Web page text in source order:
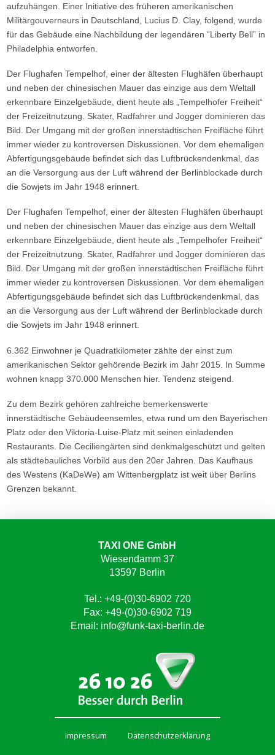
aufzuhängen. Einer Initiative des früheren amerikanischen
Militärgouverneurs in Deutschland, Lucius D. Clay, folgend, wurde
für das Gebäude eine Nachbildung der legendären “Liberty Bell” in
Philadelphia entworfen.
Der Flughafen Tempelhof, einer der ältesten Flughäfen überhaupt
und neben der chinesischen Mauer das einzige aus dem Weltall
erkennbare Einzelgebäude, dient heute als „Tempelhofer Freiheit“
der Freizeitnutzung. Skater, Radfahrer und Jogger dominieren das
Bild. Der Umgang mit der großen innerstädtischen Freifläche führt
immer wieder zu kontroversen Diskussionen. Vor dem ehemaligen
Abfertigungsgebäude befindet sich das Luftbrückendenkmal, das
an die Versorgung aus der Luft während der Berlinblockade durch
die Sowjets im Jahr 1948 erinnert.
Der Flughafen Tempelhof, einer der ältesten Flughäfen überhaupt
und neben der chinesischen Mauer das einzige aus dem Weltall
erkennbare Einzelgebäude, dient heute als „Tempelhofer Freiheit“
der Freizeitnutzung. Skater, Radfahrer und Jogger dominieren das
Bild. Der Umgang mit der großen innerstädtischen Freifläche führt
immer wieder zu kontroversen Diskussionen. Vor dem ehemaligen
Abfertigungsgebäude befindet sich das Luftbrückendenkmal, das
an die Versorgung aus der Luft während der Berlinblockade durch
die Sowjets im Jahr 1948 erinnert.
6.362 Einwohner je Quadratkilometer zählte der einst zum
amerikanischen Sektor gehörende Bezirk im Jahr 2015. In Summe
wohnen knapp 370.000 Menschen hier. Tendenz steigend.
Zu dem Bezirk gehören zahlreiche bemerkenswerte
innerstädtische Gebäudeensemles, etwa rund um den Bayerischen
Platz oder den Viktoria-Luise-Platz mit seinen einladenden
Restaurants. Die Ceciliengärten sind denkmalgeschützt und gelten
als städtebauliches Vorbild aus den 20er Jahren. Das Kaufhaus
des Westens (KaDeWe) am Wittenbergplatz ist weit über Berlins
Grenzen bekannt.
TAXI ONE GmbH
Wiesendamm 37
13597 Berlin
Tel.: +49-(0)30-6902 720
Fax: +49-(0)30-6902 719
Email: info@funk-taxi-berlin.de
Impressum Datenschutzerklärung